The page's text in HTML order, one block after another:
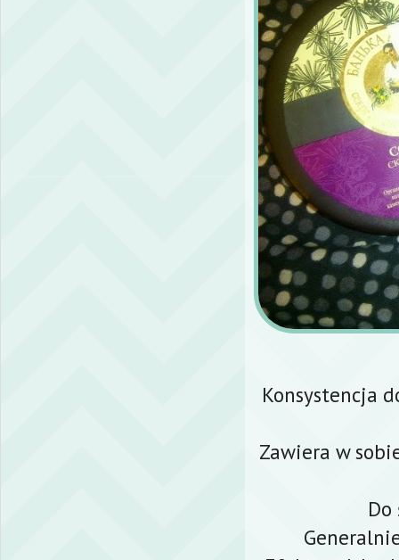
Konsystencja
Zawiera w